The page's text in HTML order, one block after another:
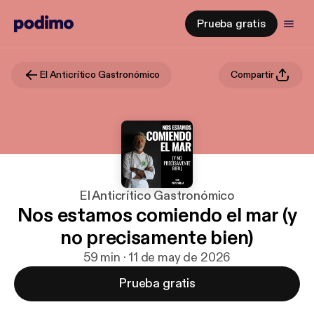
Prueba gratis
El Anticrítico Gastronómico Compartir
El Anticrítico Gastronómico
Nos estamos comiendo el mar (y
no precisamente bien)
59 min · 11 de may de 2026
Prueba gratis